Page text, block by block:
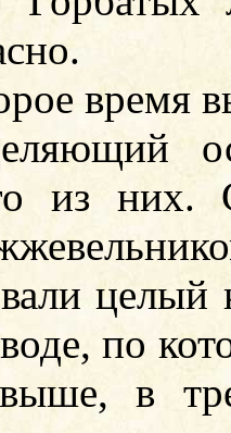
время
из них.
целый
по
в